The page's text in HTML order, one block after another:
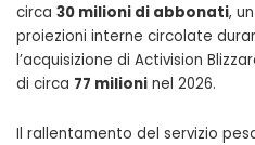
circa 30 milioni di abbonati,
proiezioni interne circolate
l’acquisizione di Activision
di circa 77 milioni nel 2026.
Il rallentamento del servizio